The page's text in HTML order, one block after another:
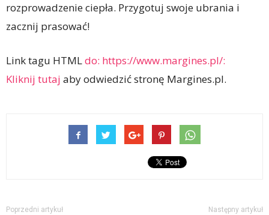
rozprowadzenie ciepła. Przygotuj swoje ubrania i
zacznij prasować!
Link tagu HTMLdo: https://www.margines.pl/:
Kliknij tutaj aby odwiedzić stronę Margines.pl.
Poprzedni artykuł Następny artykuł